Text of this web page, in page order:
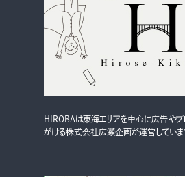
HIROBAは東海エリアを中心に広告やプ
がける株式会社広瀬企画が運営していま